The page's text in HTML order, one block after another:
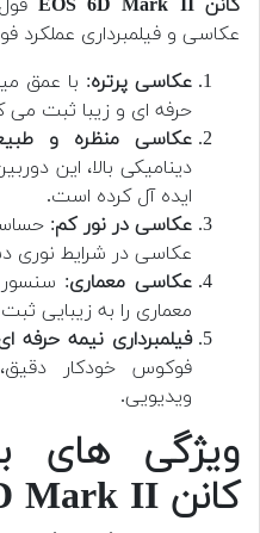
کانن EOS 6D Mark II
عکاسی و فیلمبرداری عملکرد
عکاسی پرتره: با عمق
حرفه ای و زیبا ثبت می
عکاسی منظره و
دینامیکی بالا، این
ایده آل کرده است.
عکاسی در نور کم
عکاسی در شرایط نوری
عکاسی معماری: سنسور
معماری را به زیبایی
فیلمبرداری نیمه حرفه
فوکوس خودکار
ویدیویی.
ویژگی های
کانن EOS 6D Mark II